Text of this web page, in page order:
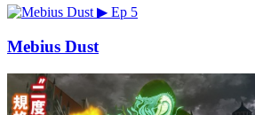
▶ Ep 5
Mebius Dust